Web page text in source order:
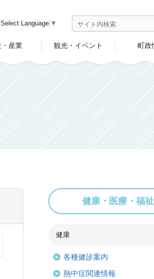
・産業 観光・イベント 町政
Select Language ▼
健康・医療・福祉
健康
各種健診案内
熱中症関連情報